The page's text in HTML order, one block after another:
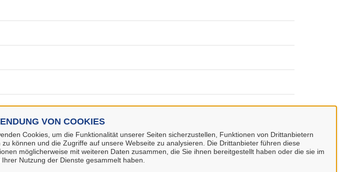
VON COOKIES
Cookies, um die Funktionalität unserer Seiten sicherzustellen, Funktionen von Drittanbietern
zu können und die Zugriffe auf unsere Webseite zu analysieren. Die Drittanbieter führen diese
möglicherweise mit weiteren Daten zusammen, die Sie ihnen bereitgestellt haben oder die sie im
Ihrer Nutzung der Dienste gesammelt haben.